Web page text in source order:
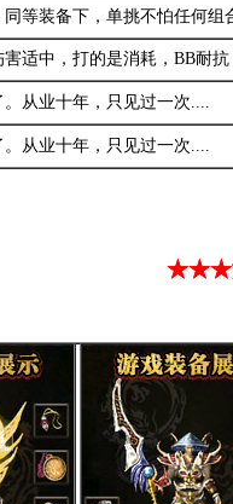
★★★
等装备下，单挑不怕任何
适中，打的是消耗，BB耐
从业十年，只见过一次....
。从业十年，只见过一次....
★★★